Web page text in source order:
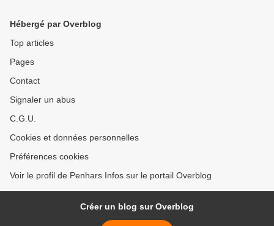
Hébergé par Overblog
Top articles
Pages
Contact
Signaler un abus
C.G.U.
Cookies et données personnelles
Préférences cookies
Voir le profil de Penhars Infos sur le portail Overblog
Créer un blog sur Overblog